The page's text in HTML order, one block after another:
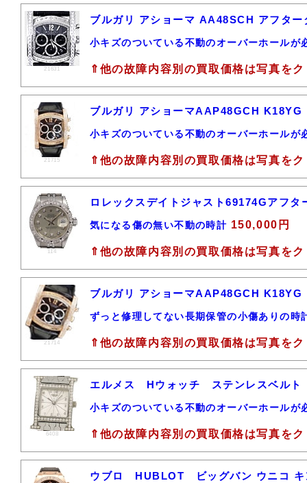
21631
ブルガリ アショーマ AA48SCH アフタ
小キズのついている不動のオーバーホールが
⇑他の故障内容別の買取価格は写真を
21715
ブルガリ アショーマAAP48GCH K18YG
小キズのついている不動のオーバーホールが
⇑他の故障内容別の買取価格は写真を
114
ロレックスデイトジャスト69174Gアフ
気になる傷の無い不動の時計 150,000円
⇑他の故障内容別の買取価格は写真を
21714
ブルガリ アショーマAAP48GCH K18YG
ずっと修理してない長期保管の小傷ありの時
⇑他の故障内容別の買取価格は写真を
6408
エルメス Hウォッチ ステンレスベル
小キズのついている不動のオーバーホールが
⇑他の故障内容別の買取価格は写真を
ウブロ HUBLOT ビッグバン ウニコ キ